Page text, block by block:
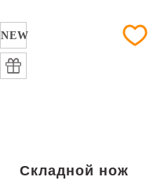
NEW
Складной нож